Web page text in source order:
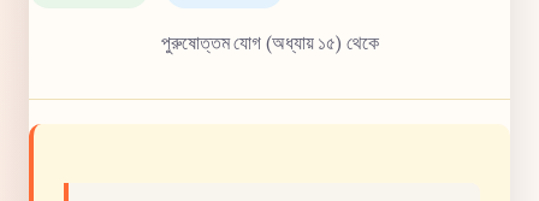
পুরুষোত্তম যোগ (অধ্যায় ১৫) থেকে